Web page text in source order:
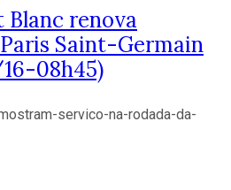
renova
Saint-Germain
08h45)